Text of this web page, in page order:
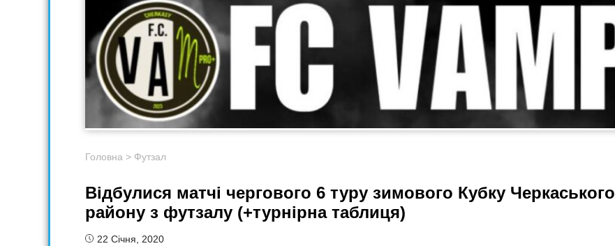
Головна > Футзал
Відбулися матчі чергового 6 туру зимового Кубку Черкаського
району з футзалу (+турнірна таблиця)
22 Січня, 2020